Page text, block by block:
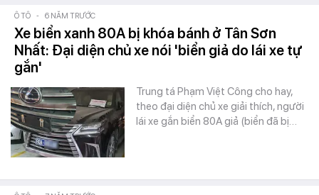
Ô TÔ - 6 NĂM TRƯỚC
Xe biển xanh 80A bị khóa bánh ở Tân Sơn
Nhất: Đại diện chủ xe nói 'biển giả do lái xe tự
gắn'
Trung tá Phạm Việt Công cho hay,
theo đại diện chủ xe giải thích, người
lái xe gắn biển 80A giả (biển đã bị…